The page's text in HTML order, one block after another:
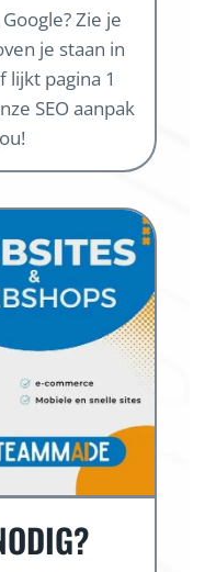
Zie je
je staan in
lijkt pagina 1
SEO aanpak